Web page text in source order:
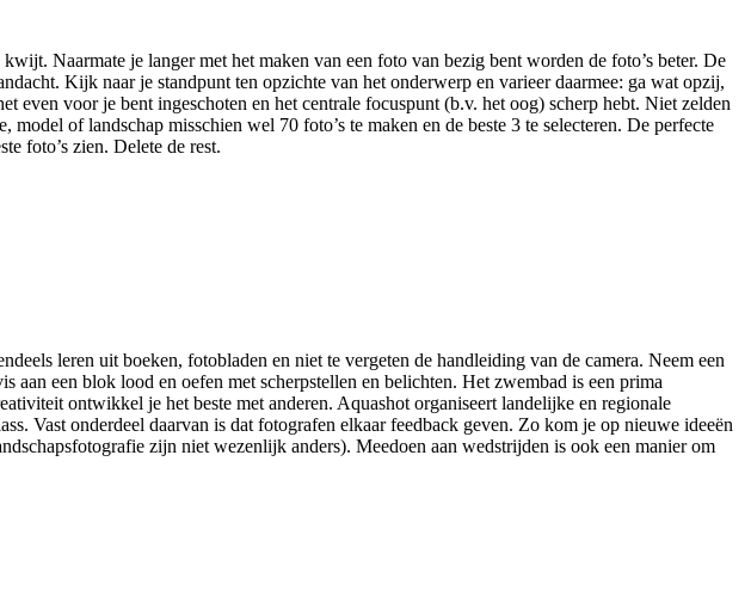
Naarmate je langer met het maken van een foto van bezig bent worden de foto’s beter. De
Kijk naar je standpunt ten opzichte van het onderwerp en varieer daarmee: ga wat opzij,
even voor je bent ingeschoten en het centrale focuspunt (b.v. het oog) scherp hebt. Niet zelden
of landschap misschien wel 70 foto’s te maken en de beste 3 te selecteren. De perfecte
foto’s zien. Delete de rest.
leren uit boeken, fotobladen en niet te vergeten de handleiding van de camera. Neem een
aan een blok lood en oefen met scherpstellen en belichten. Het zwembad is een prima
ontwikkel je het beste met anderen. Aquashot organiseert landelijke en regionale
Vast onderdeel daarvan is dat fotografen elkaar feedback geven. Zo kom je op nieuwe ideeën
zijn niet wezenlijk anders). Meedoen aan wedstrijden is ook een manier om